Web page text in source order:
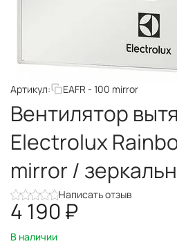
Артикул: EAFR - 100 mirror
Вентилятор
Electrolux
mirror /
Написать отзыв
4 190₽
В наличии